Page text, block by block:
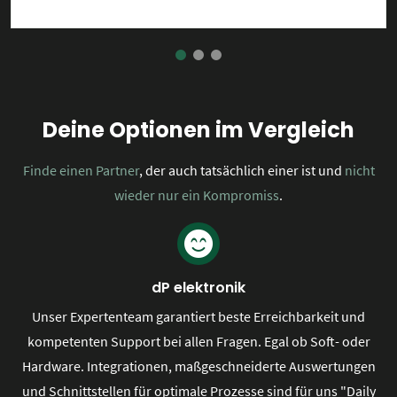
Deine Optionen im Vergleich
Finde einen Partner, der auch tatsächlich einer ist und nicht
wieder nur ein Kompromiss.
dP elektronik
Unser Expertenteam garantiert beste Erreichbarkeit und
kompetenten Support bei allen Fragen. Egal ob Soft- oder
Hardware. Integrationen, maßgeschneiderte Auswertungen
und Schnittstellen für optimale Prozesse sind für uns "Daily